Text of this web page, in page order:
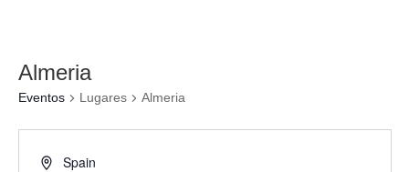
Almeria
Eventos Lugares Almeria
Spain